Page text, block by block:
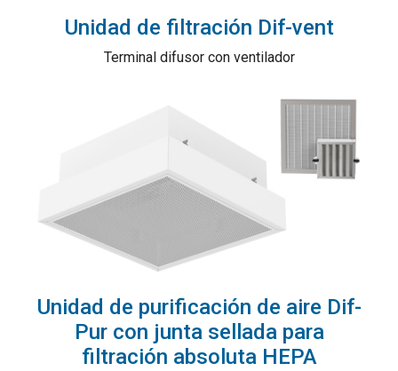
Unidad de filtración Dif-vent
Terminal difusor con ventilador
Unidad de purificación de aire Dif-
Pur con junta sellada para
filtración absoluta HEPA